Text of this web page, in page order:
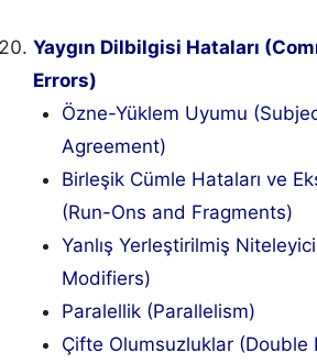
Yaygın Dilbilgisi Hataları
Errors)
Özne-Yüklem Uyumu
Agreement)
Birleşik Cümle Hataları ve
(Run-Ons and Fragments)
Yanlış Yerleştirilmiş
Modifiers)
Paralellik (Parallelism)
Çifte Olumsuzluklar (Double